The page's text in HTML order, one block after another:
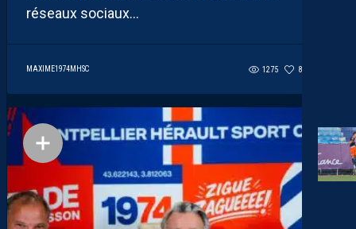
réseaux sociaux...
MAXIME1974MHSC 1275 86